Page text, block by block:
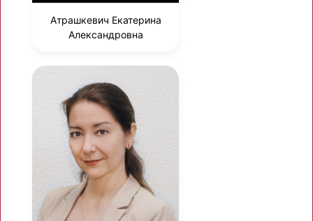
Атрашкевич Екатерина
Александровна